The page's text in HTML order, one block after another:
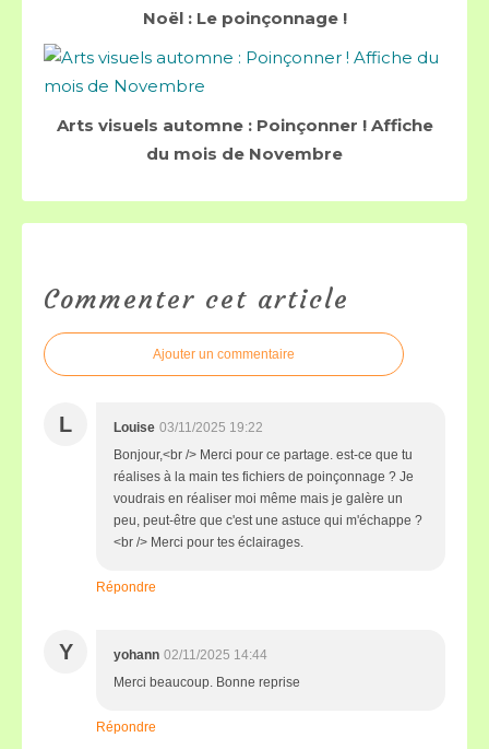
Noël : Le poinçonnage !
Arts visuels automne : Poinçonner ! Affiche
du mois de Novembre
Commenter cet article
Ajouter un commentaire
L Louise 03/11/2025 19:22
Bonjour,<br /> Merci pour ce partage. est-ce que tu
réalises à la main tes fichiers de poinçonnage ? Je
voudrais en réaliser moi même mais je galère un
peu, peut-être que c'est une astuce qui m'échappe ?
<br /> Merci pour tes éclairages.
Répondre
Y yohann 02/11/2025 14:44
Merci beaucoup. Bonne reprise
Répondre